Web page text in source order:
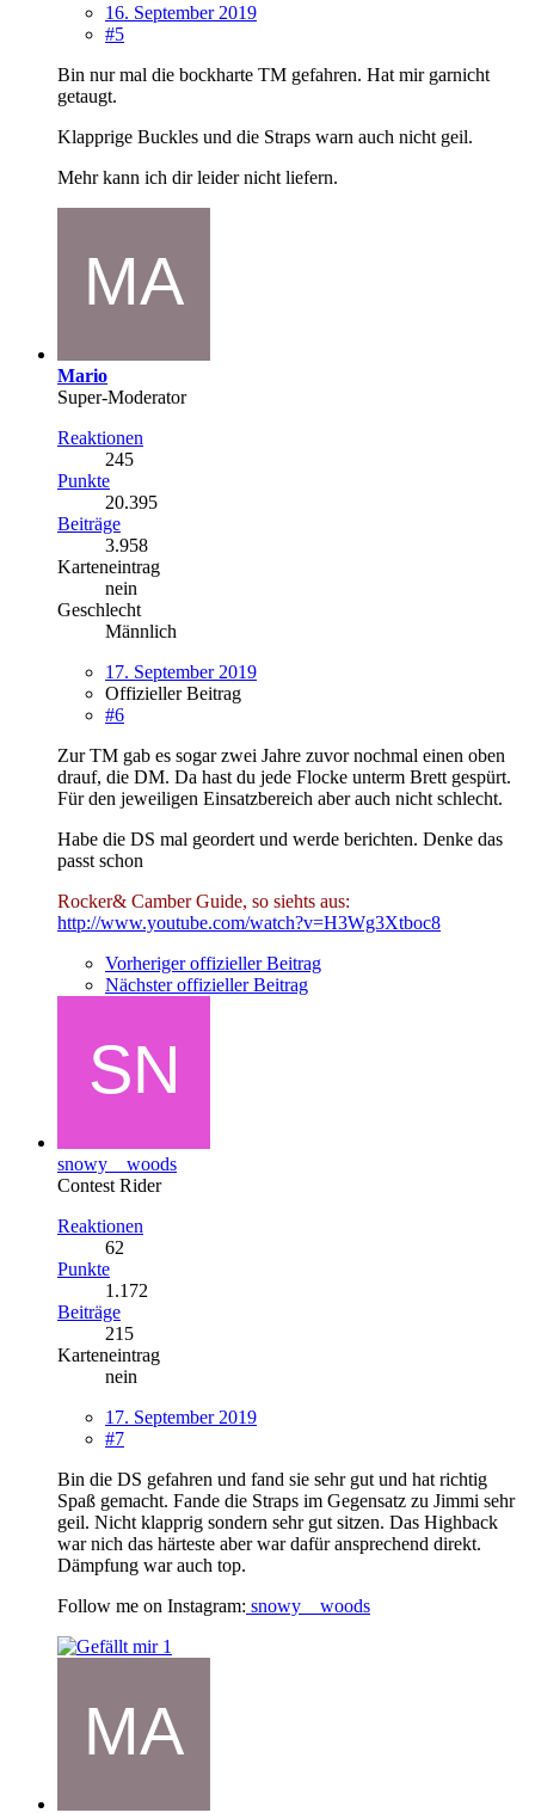
16. September 2019
#5
Bin nur mal die bockharte TM gefahren. Hat mir garnicht
getaugt.
Klapprige Buckles und die Straps warn auch nicht geil.
Mehr kann ich dir leider nicht liefern.
Mario
Super-Moderator
Reaktionen
245
Punkte
20.395
Beiträge
3.958
Karteneintrag
nein
Geschlecht
Männlich
17. September 2019
Offizieller Beitrag
#6
Zur TM gab es sogar zwei Jahre zuvor nochmal einen oben
drauf, die DM. Da hast du jede Flocke unterm Brett gespürt.
Für den jeweiligen Einsatzbereich aber auch nicht schlecht.
Habe die DS mal geordert und werde berichten. Denke das
passt schon
Rocker& Camber Guide, so siehts aus:
http://www.youtube.com/watch?v=H3Wg3Xtboc8
Vorheriger offizieller Beitrag
Nächster offizieller Beitrag
snowy__woods
Contest Rider
Reaktionen
62
Punkte
1.172
Beiträge
215
Karteneintrag
nein
17. September 2019
#7
Bin die DS gefahren und fand sie sehr gut und hat richtig
Spaß gemacht. Fande die Straps im Gegensatz zu Jimmi sehr
geil. Nicht klapprig sondern sehr gut sitzen. Das Highback
war nich das härteste aber war dafür ansprechend direkt.
Dämpfung war auch top.
Follow me on Instagram: snowy__woods
1